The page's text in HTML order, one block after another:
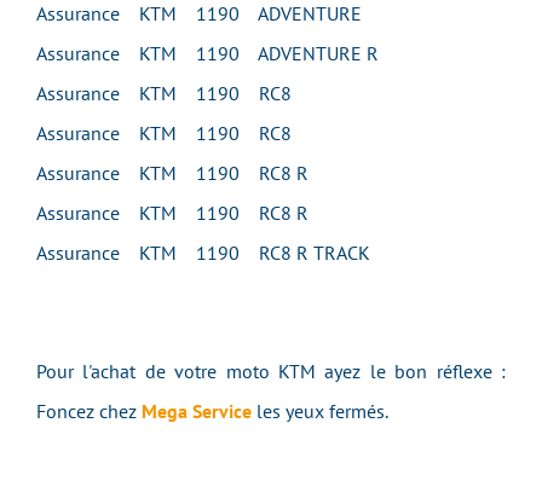
Assurance KTM 1190 ADVENTURE
Assurance KTM 1190 ADVENTURE R
Assurance KTM 1190 RC8
Assurance KTM 1190 RC8
Assurance KTM 1190 RC8 R
Assurance KTM 1190 RC8 R
Assurance KTM 1190 RC8 R TRACK
Pour l'achat de votre moto KTM ayez le bon réflexe :
Foncez chez Mega Service les yeux fermés.